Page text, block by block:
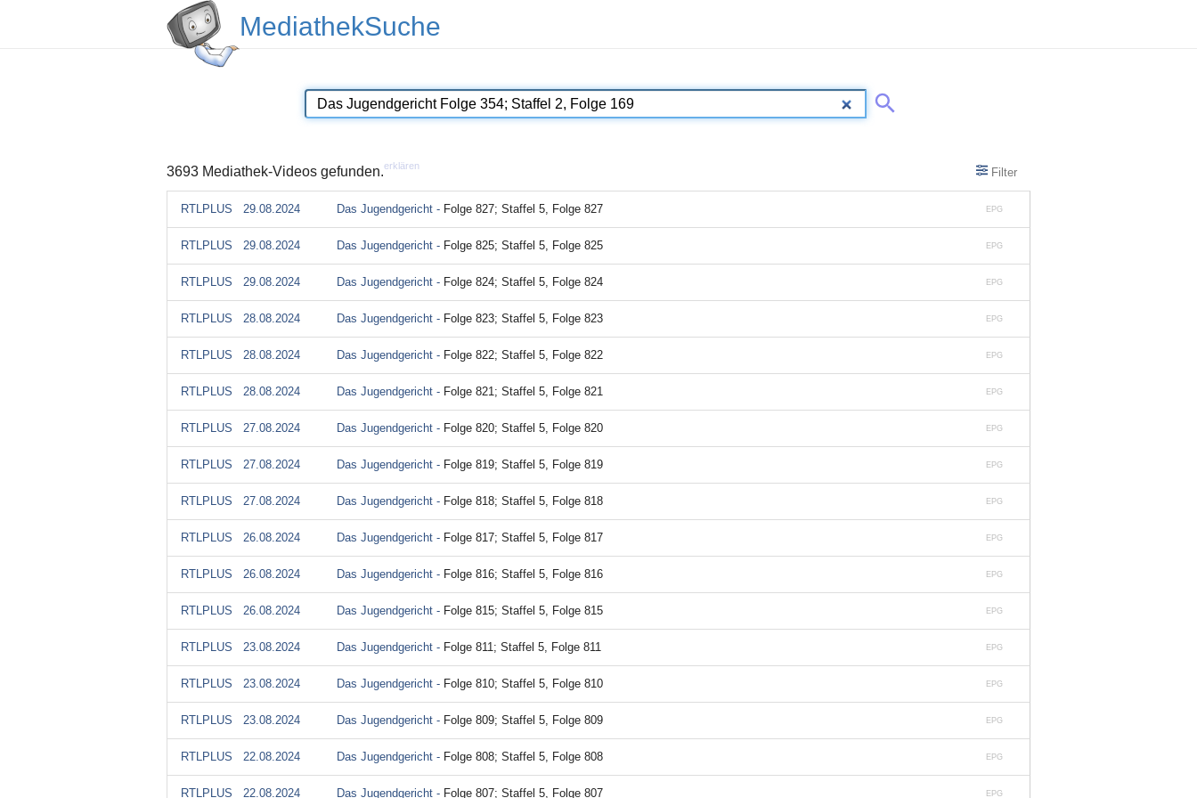
MediathekSuche
3693 Mediathek-Videos gefunden.erklären Filter
EPG
RTLPLUS 29.08.2024 Das Jugendgericht - Folge 827; Staffel 5, Folge 827
EPG
RTLPLUS 29.08.2024 Das Jugendgericht - Folge 825; Staffel 5, Folge 825
EPG
RTLPLUS 29.08.2024 Das Jugendgericht - Folge 824; Staffel 5, Folge 824
EPG
RTLPLUS 28.08.2024 Das Jugendgericht - Folge 823; Staffel 5, Folge 823
EPG
RTLPLUS 28.08.2024 Das Jugendgericht - Folge 822; Staffel 5, Folge 822
EPG
RTLPLUS 28.08.2024 Das Jugendgericht - Folge 821; Staffel 5, Folge 821
EPG
RTLPLUS 27.08.2024 Das Jugendgericht - Folge 820; Staffel 5, Folge 820
EPG
RTLPLUS 27.08.2024 Das Jugendgericht - Folge 819; Staffel 5, Folge 819
EPG
RTLPLUS 27.08.2024 Das Jugendgericht - Folge 818; Staffel 5, Folge 818
EPG
RTLPLUS 26.08.2024 Das Jugendgericht - Folge 817; Staffel 5, Folge 817
EPG
RTLPLUS 26.08.2024 Das Jugendgericht - Folge 816; Staffel 5, Folge 816
EPG
RTLPLUS 26.08.2024 Das Jugendgericht - Folge 815; Staffel 5, Folge 815
EPG
RTLPLUS 23.08.2024 Das Jugendgericht - Folge 811; Staffel 5, Folge 811
EPG
RTLPLUS 23.08.2024 Das Jugendgericht - Folge 810; Staffel 5, Folge 810
EPG
RTLPLUS 23.08.2024 Das Jugendgericht - Folge 809; Staffel 5, Folge 809
EPG
RTLPLUS 22.08.2024 Das Jugendgericht - Folge 808; Staffel 5, Folge 808
EPG
RTLPLUS 22.08.2024 Das Jugendgericht - Folge 807; Staffel 5, Folge 807